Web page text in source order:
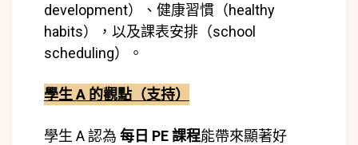
development）、健康習慣（healthy
habits），以及課表安排（school
scheduling）。
學生 A 的觀點（支持）
學生 A 認為 每日 PE 課程能帶來顯著好